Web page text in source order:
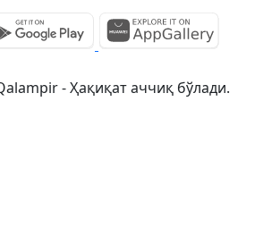
- Ҳақиқат аччиқ бўлади.